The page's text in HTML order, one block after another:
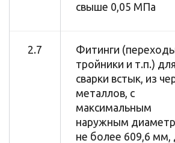
свыше 0,05 МПа
2.7
Фитинги
тройники и т.п.) для
сварки встык, из
металлов, с
максимальным
наружным
не более 609,6 мм,